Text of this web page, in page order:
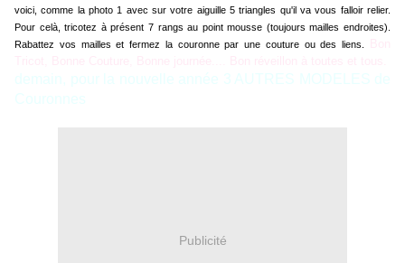
voici, comme la photo 1 avec sur votre aiguille 5 triangles qu'il va vous falloir relier.
Pour celà, tricotez à présent 7 rangs au point mousse (toujours mailles endroites).
Rabattez vos mailles et fermez la couronne par une couture ou des liens.
Publicité